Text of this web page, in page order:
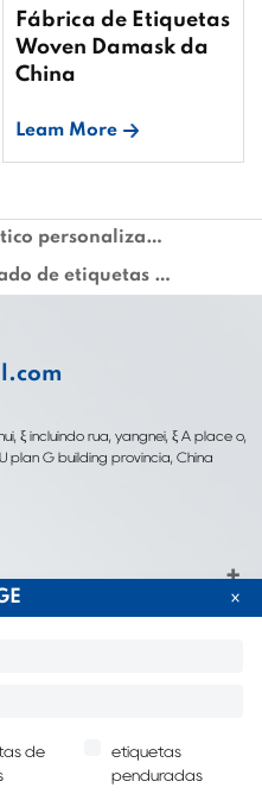
Fábrica de Etiquetas
Woven Damask da
China
Leam More
Etiquetas de couro sintético personalizadas
Personalização no atacado de etiquetas de marcas de roupas
ξ incluindo rua, yangnei, ξ A place o,
plan G building província, China
personalizados para etiquetas
para embalagens de roupas e
de
etiquetas
penduradas